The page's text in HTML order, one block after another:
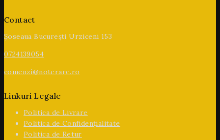
Contact
Șoseaua București Urziceni 153
0724139054
comenzi@noterare.ro
Linkuri Legale
Politica de Livrare
Politica de Confidențialitate
Politica de Retur